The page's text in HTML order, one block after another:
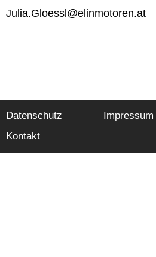
Julia.Gloessl@elinmotoren.at
Datenschutz
Impressum
Kontakt